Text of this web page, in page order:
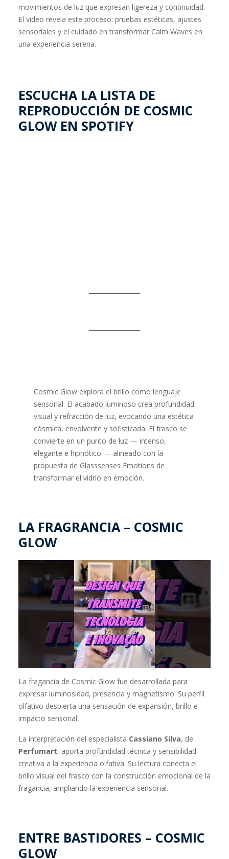
movimientos de luz que expresan ligereza y continuidad.
El video revela este proceso: pruebas estéticas, ajustes
sensoriales y el cuidado en transformar Calm Waves en
una experiencia serena.
ESCUCHA LA LISTA DE
REPRODUCCIÓN DE COSMIC
GLOW EN SPOTIFY
Cosmic Glow explora el brillo como lenguaje
sensorial. El acabado luminoso crea profundidad
visual y refracción de luz, evocando una estética
cósmica, envolvente y sofisticada. El frasco se
convierte en un punto de luz — intenso,
elegante e hipnótico — alineado con la
propuesta de Glasssenses Emotions de
transformar el vidrio en emoción.
LA FRAGRANCIA – COSMIC
GLOW
La fragancia de Cosmic Glow fue desarrollada para
expresar luminosidad, presencia y magnetismo. Su perfil
olfativo despierta una sensación de expansión, brillo e
impacto sensorial.
La interpretación del especialista Cassiano Silva, de
Perfumart, aporta profundidad técnica y sensibilidad
creativa a la experiencia olfativa. Su lectura conecta el
brillo visual del frasco con la construcción emocional de la
fragancia, ampliando la experiencia sensorial.
ENTRE BASTIDORES – COSMIC
GLOW